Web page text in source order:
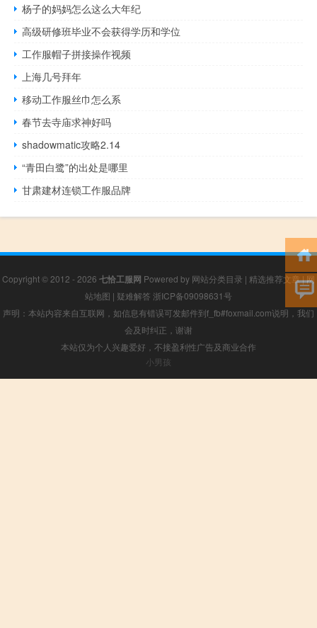
杨子的妈妈怎么这么大年纪
高级研修班毕业不会获得学历和学位
工作服帽子拼接操作视频
上海几号拜年
移动工作服丝巾怎么系
春节去寺庙求神好吗
shadowmatic攻略2.14
“青田白鹭”的出处是哪里
甘肃建材连锁工作服品牌
Copyright © 2012 - 2026 七恰工服网 Powered by 网站分类目录 | 精选推荐文章|网
站地图 | 疑难解答 浙ICP备09098631号
声明：本站内容来自互联网，如信息有错误可发邮件到f_fb#foxmail.com说明，我们
会及时纠正，谢谢
本站仅为个人兴趣爱好，不接盈利性广告及商业合作
小男孩